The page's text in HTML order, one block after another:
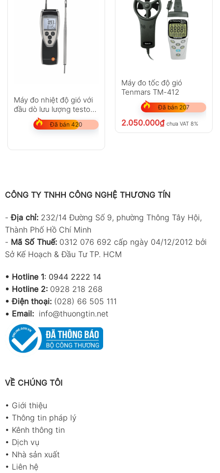
Máy đo nhiệt độ gió với
đầu dò lưu lượng testo
Đã bán 420
Máy đo tốc độ gió
Tenmars TM-412
Đã bán 207
2.050.000₫ chưa VAT 8%
CÔNG TY TNHH CÔNG NGHỆ THƯƠNG TÍN
-Địa chỉ: 232/14 Đường Số 9, phường Thông Tây Hội,
Thành Phố Hồ Chí Minh
- Mã Số Thuế: 0312 076 692 cấp ngày 04/12/2012 bởi
Sở Kế Hoạch & Đầu Tư TP. HCM
• Hotline 1: 0944 2222 14
• Hotline 2: 0928 218 268
• Điện thoại: (028) 66 505 111
• Email: info@thuongtin.net
VỀ CHÚNG TÔI
• Giới thiệu
• Thông tin pháp lý
• Kênh thông tin
• Dịch vụ
• Nhà sản xuất
• Liên hệ